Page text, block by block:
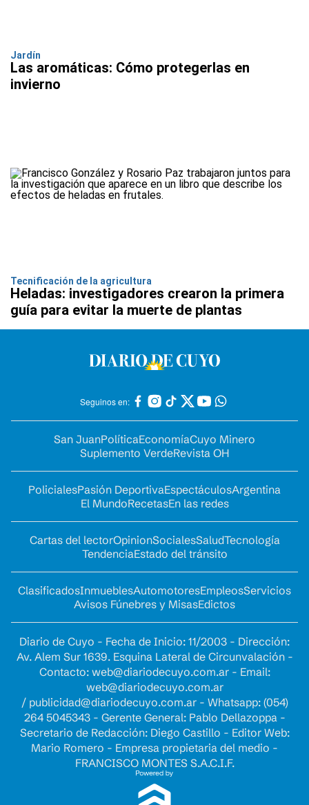
Jardín
Las aromáticas: Cómo protegerlas en
invierno
Tecnificación de la agricultura
Heladas: investigadores crearon la primera
guía para evitar la muerte de plantas
Seguinos en:
San JuanPolíticaEconomíaCuyo Minero
Suplemento VerdeRevista OH
PolicialesPasión DeportivaEspectáculosArgentina
El MundoRecetasEn las redes
Cartas del lectorOpinionSocialesSaludTecnología
TendenciaEstado del tránsito
ClasificadosInmueblesAutomotoresEmpleosServicios
Avisos Fúnebres y MisasEdictos
Diario de Cuyo - Fecha de Inicio: 11/2003 - Dirección:
Av. Alem Sur 1639. Esquina Lateral de Circunvalación -
Contacto: web@diariodecuyo.com.ar- Email:
web@diariodecuyo.com.ar
/ publicidad@diariodecuyo.com.ar- Whatsapp: (054)
264 5045343 - Gerente General: Pablo Dellazoppa -
Secretario de Redacción: Diego Castillo - Editor Web:
Mario Romero - Empresa propietaria del medio -
FRANCISCO MONTES S.A.C.I.F.